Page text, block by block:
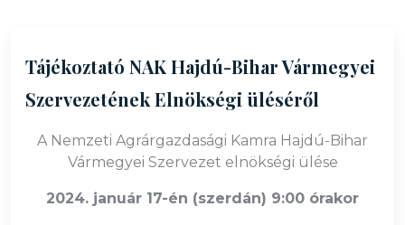
Tájékoztató NAK Hajdú-Bihar Vármegyei
Szervezetének Elnökségi üléséről
A Nemzeti Agrárgazdasági Kamra Hajdú-Bihar
Vármegyei Szervezet elnökségi ülése
2024. január 17-én (szerdán) 9:00 órakor